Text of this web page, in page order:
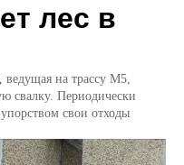
лес в
на трассу М5,
свалку. Периодически
свои отходы